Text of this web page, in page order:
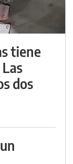
tiene
dos